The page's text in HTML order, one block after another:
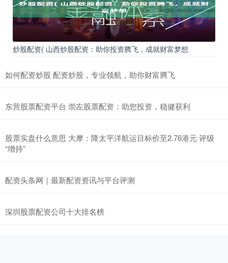
炒股配资( 山西炒股配资：助你投资腾飞，成就财富梦想
如何配资炒股 配资炒股，专业领航，助你财富腾飞
东营股票配资平台 崇左股票配资：助您投资，稳健获利
股票实盘什么意思 大摩：降太平洋航运目标价至2.76港元 评级
“增持”
配资头条网｜最新配资资讯与平台评测
深圳股票配资公司十大排名榜